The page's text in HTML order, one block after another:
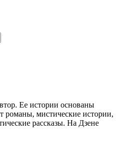
Ее истории основаны
романы, мистические истории,
рассказы. На Дзене